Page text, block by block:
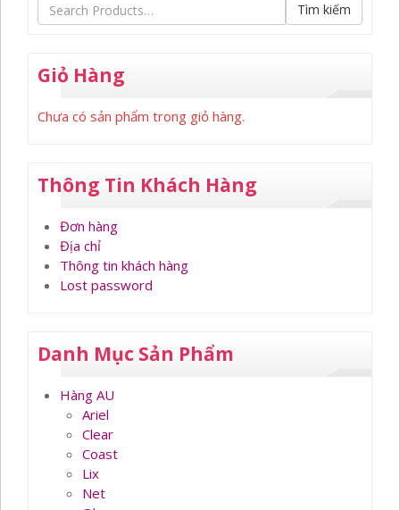
Tìm kiếm
Giỏ Hàng
Chưa có sản phẩm trong giỏ hàng.
Thông Tin Khách Hàng
Đơn hàng
Địa chỉ
Thông tin khách hàng
Lost password
Danh Mục Sản Phẩm
Hàng AU
Ariel
Clear
Coast
Lix
Net